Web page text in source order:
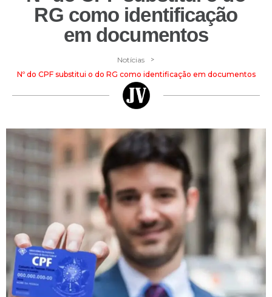
RG como identificação
em documentos
Notícias >
Nº do CPF substitui o do RG como identificação em documentos